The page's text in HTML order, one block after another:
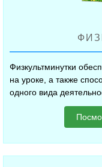
Физкультминутки
на уроке, а также
одного вида